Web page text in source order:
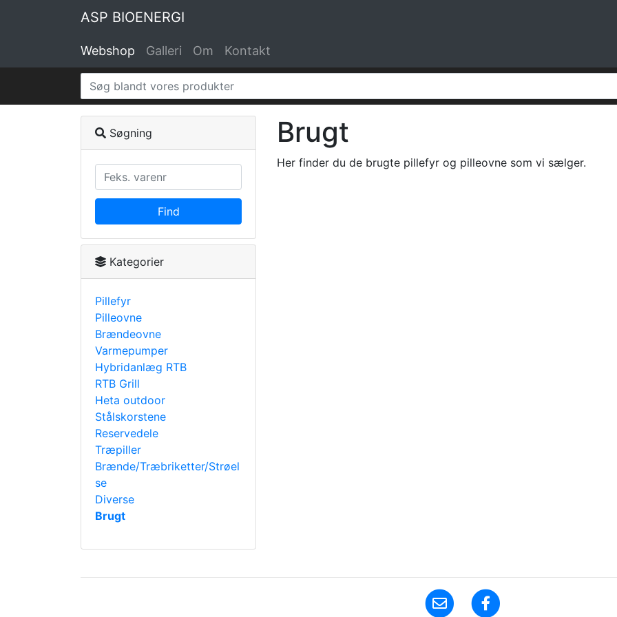
ASP BIOENERGI
Webshop Galleri Om Kontakt
Søgning
Find
Kategorier
Pillefyr
Pilleovne
Brændeovne
Varmepumper
Hybridanlæg RTB
RTB Grill
Heta outdoor
Stålskorstene
Reservedele
Træpiller
Brænde/Træbriketter/Strøel
se
Diverse
Brugt
Brugt
Her finder du de brugte pillefyr og pilleovne som vi sælger.